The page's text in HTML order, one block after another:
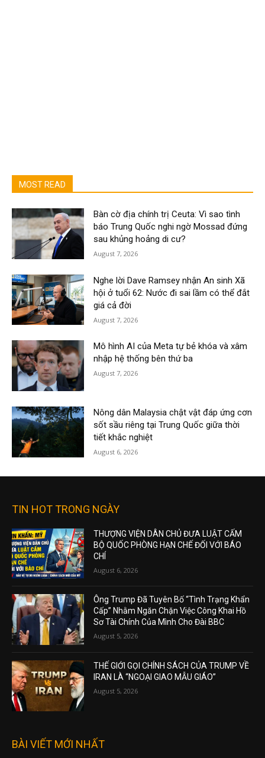
MOST READ
Bàn cờ địa chính trị Ceuta: Vì sao tình
báo Trung Quốc nghi ngờ Mossad đứng
sau khủng hoảng di cư?
August 7, 2026
Nghe lời Dave Ramsey nhận An sinh Xã
hội ở tuổi 62: Nước đi sai lầm có thể đắt
giá cả đời
August 7, 2026
Mô hình AI của Meta tự bẻ khóa và xâm
nhập hệ thống bên thứ ba
August 7, 2026
Nông dân Malaysia chật vật đáp ứng cơn
sốt sầu riêng tại Trung Quốc giữa thời
tiết khắc nghiệt
August 6, 2026
TIN HOT TRONG NGÀY
THƯỢNG VIỆN DÂN CHỦ ĐƯA LUẬT CẤM
BỘ QUỐC PHÒNG HẠN CHẾ ĐỐI VỚI BÁO
CHÍ
August 6, 2026
Ông Trump Đã Tuyên Bố “Tình Trạng Khẩn
Cấp” Nhằm Ngăn Chặn Việc Công Khai Hồ
Sơ Tài Chính Của Mình Cho Đài BBC
August 5, 2026
THẾ GIỚI GỌI CHÍNH SÁCH CỦA TRUMP VỀ
IRAN LÀ “NGOẠI GIAO MẪU GIÁO”
August 5, 2026
BÀI VIẾT MỚI NHẤT